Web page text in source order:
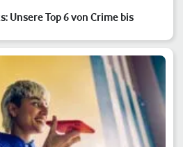
Unsere Top 6 von Crime bis